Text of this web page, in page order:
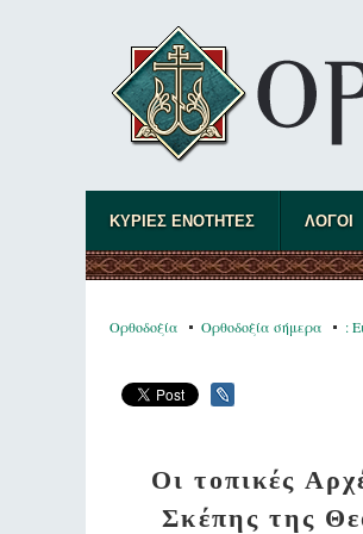
ΚΥΡΙΕΣ ΕΝΟΤΗΤΕΣ ΛΟΓΟΙ
Ορθοδοξία Ορθοδοξία σήμερα :
Οι τοπικές
Σκέπης της